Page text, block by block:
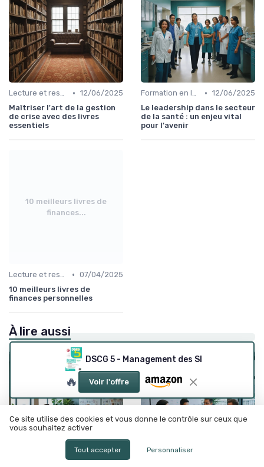
Lecture et ressources pour leaders • 12/06/2025
Maîtriser l'art de la gestion
de crise avec des livres
essentiels
Formation en leadership • 12/06/2025
Le leadership dans le secteur
de la santé : un enjeu vital
pour l'avenir
10 meilleurs livres de
finances...
Lecture et ressources pour leaders • 07/04/2025
10 meilleurs livres de
finances personnelles
À lire aussi
DSCG 5 - Management des SI
🔥 Voir l'offre
Ce site utilise des cookies et vous donne le contrôle sur ceux que
vous souhaitez activer
Tout accepter Personnaliser